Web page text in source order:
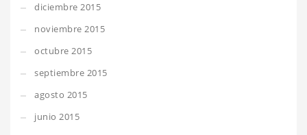
diciembre 2015
noviembre 2015
octubre 2015
septiembre 2015
agosto 2015
junio 2015